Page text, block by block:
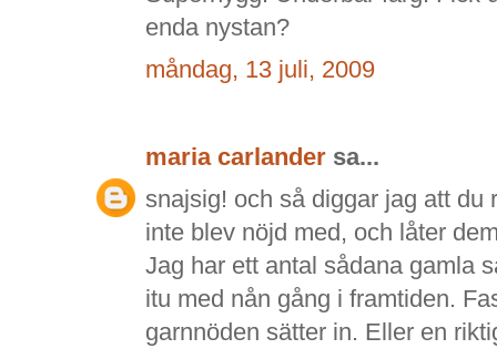
enda nystan?
måndag, 13 juli, 2009
maria carlander sa...
snajsig! och så diggar jag att du
inte blev nöjd med, och låter
Jag har ett antal sådana gamla
itu med nån gång i framtiden.
garnnöden sätter in. Eller en